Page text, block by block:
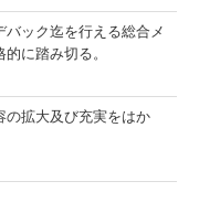
バック迄を行える総合メ
に踏み切る。
の拡大及び充実をはか